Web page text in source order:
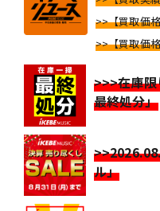
>>【買取価
>>【買取価
>>>在庫
最終処分」
ル」